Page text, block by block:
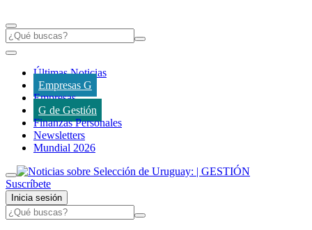
Últimas Noticias
Empresas G
Empresas
G de Gestión
Finanzas Personales
Newsletters
Mundial 2026
Suscríbete
Inicia sesión